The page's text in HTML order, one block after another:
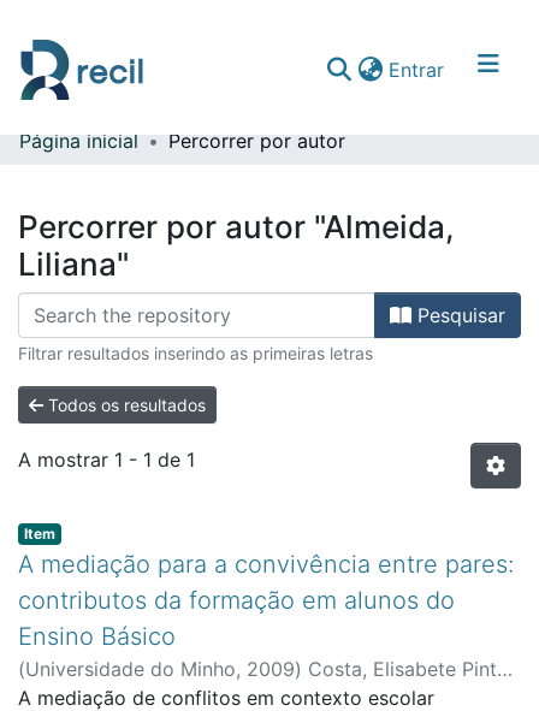
Entrar(current)
Comunidades & Coleções
Página inicial Percorrer por autor
Percorrer por autor "Almeida,
Liliana"
Pesquisar
Filtrar resultados inserindo as primeiras letras
Todos os resultados
A mostrar 1 - 1 de 1
Item type:
Item,
A mediação para a convivência entre pares:
contributos da formação em alunos do
Ensino Básico
(Universidade do Minho, 2009) Costa, Elisabete Pinto
da;Almeida, Liliana;Melo, Márcia;Faculdade de
A mediação de conflitos em contexto escolar